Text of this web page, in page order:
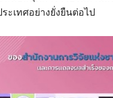
เทศอย่างยั่งยืนต่อไป